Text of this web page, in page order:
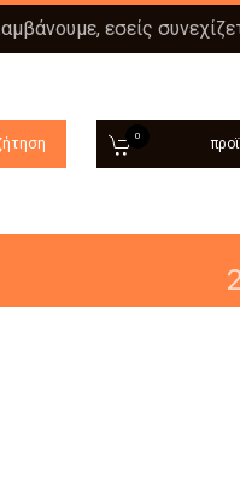
εσείς
0